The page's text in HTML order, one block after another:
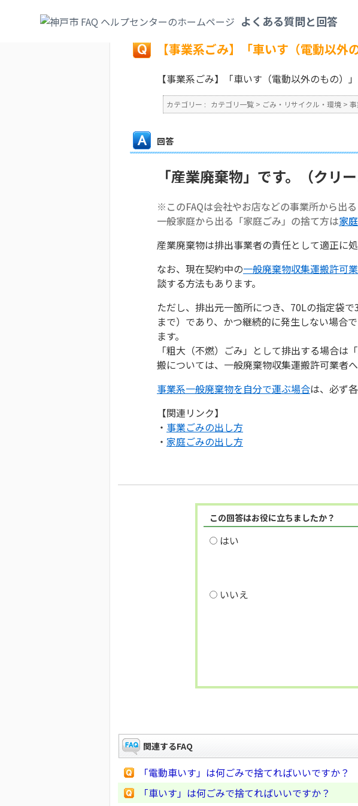
よくある質問と回答
戻る
【事業系ごみ】「車いす（電動以
【事業系ごみ】「車いす（電動以外のもの）
カテゴリー : カテゴリ一覧 > ごみ・リサイクル・環境 >
回答
「産業廃棄物」です。（クリ
※このFAQは会社やお店などの事業所から出
一般家庭から出る「家庭ごみ」の捨て方は家
産業廃棄物は排出事業者の責任として適正に
なお、現在契約中の一般廃棄物収集運搬許可
談する方法もあります。
ただし、排出元一箇所につき、70Lの指定袋
まで）であり、かつ継続的に発生しない場合
ます。
「粗大（不燃）ごみ」として排出する場合
搬については、一般廃棄物収集運搬許可業者
事業系一般廃棄物を自分で運ぶ場合は、必ず
【関連リンク】
・ 事業ごみの出し方
・ 家庭ごみの出し方
この回答はお役に立ちましたか？
はい
いいえ
関連するFAQ
「電動車いす」は何ごみで捨てればいいですか？
「車いす」は何ごみで捨てればいいですか？